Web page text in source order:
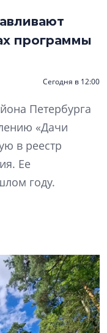
программы
Сегодня в 12:00
Петербурга
«Дачи
в реестр
Ее
году.